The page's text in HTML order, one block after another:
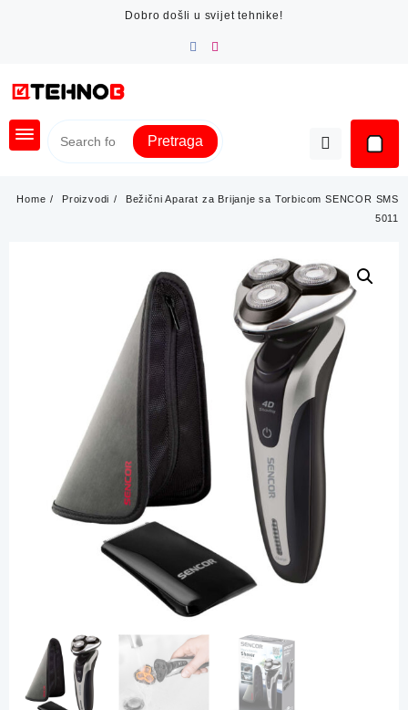
Dobro došli u svijet tehnike!
Pretraga
Home Proizvodi
Bežični Aparat za Brijanje sa Torbicom SENCOR SMS
5011